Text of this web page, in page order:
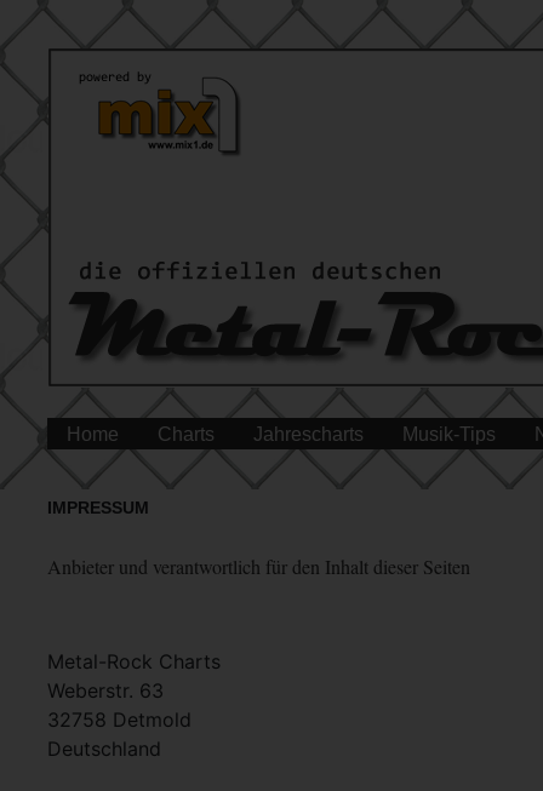
Home Charts Jahrescharts Musik-Tips
IMPRESSUM
Anbieter und verantwortlich für den Inhalt dieser Seiten
Metal-Rock Charts
Weberstr. 63
32758 Detmold
Deutschland